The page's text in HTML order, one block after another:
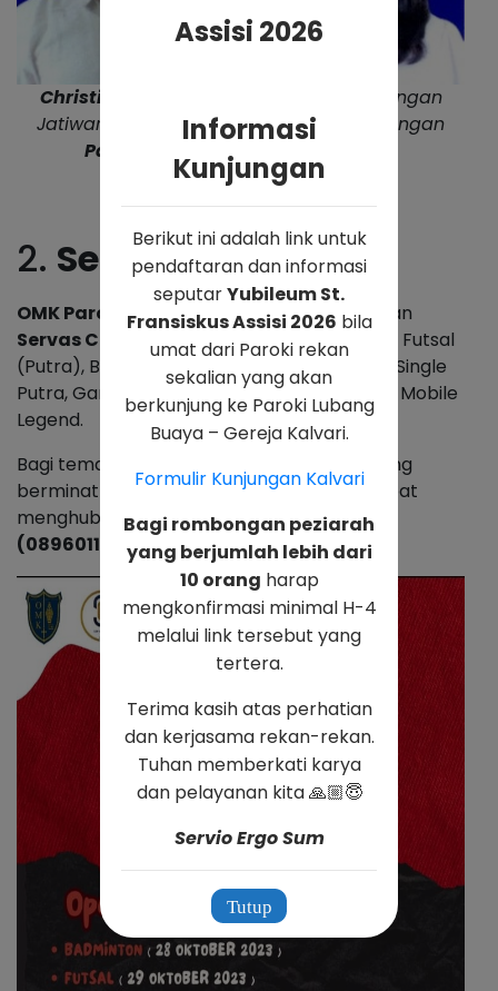
Christina Andhika Setyanti
dari Lingkungan
Jatiwaringin Swadaya – Santo Petrus dengan
Patrick Peter Jacobs
2. Servas Cup 2023
OMK Paroki Kampung Sawah mengadakan
Servas Cup 2023dengan cabang olahraga Futsal
(Putra), Basket (Putra & Putri), Badminton (Single
Putra, Ganda Putra, Ganda Campuran) dan Mobile
Legend.
Bagi teman-teman OMK semua wilayah yang
berminat mengikuti kompetisi tersebut dapat
menghubungiPIC Sie Kepemudaan : Rici
(089601185087)
Assisi 2026
Informasi
Kunjungan
Berikut ini adalah link untuk
pendaftaran dan informasi
seputarYubileum St.
Fransiskus Assisi 2026 bila
umat dari Paroki rekan
sekalian yang akan
berkunjung ke Paroki Lubang
Buaya – Gereja Kalvari.
Formulir Kunjungan Kalvari
Bagi rombongan peziarah
yang berjumlah lebih dari
10 orang harap
mengkonfirmasi minimal H-4
melalui link tersebut yang
tertera.
Terima kasih atas perhatian
dan kerjasama rekan-rekan.
Tuhan memberkati karya
dan pelayanan kita 🙏🏼😇
Servio Ergo Sum
Tutup